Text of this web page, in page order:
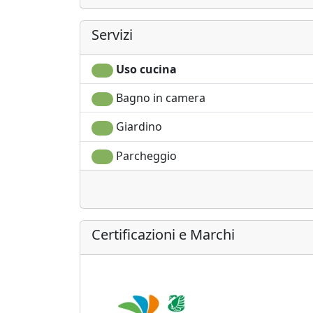
Servizi
Uso cucina
Bagno in camera
Giardino
Parcheggio
Certificazioni e Marchi